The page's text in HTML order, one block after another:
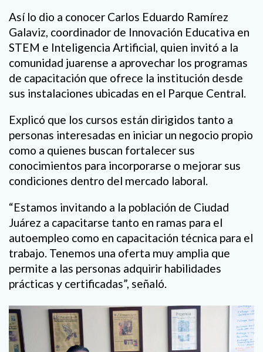
Así lo dio a conocer Carlos Eduardo Ramírez
Galaviz, coordinador de Innovación Educativa en
STEM e Inteligencia Artificial, quien invitó a la
comunidad juarense a aprovechar los programas
de capacitación que ofrece la institución desde
sus instalaciones ubicadas en el Parque Central.
Explicó que los cursos están dirigidos tanto a
personas interesadas en iniciar un negocio propio
como a quienes buscan fortalecer sus
conocimientos para incorporarse o mejorar sus
condiciones dentro del mercado laboral.
“Estamos invitando a la población de Ciudad
Juárez a capacitarse tanto en ramas para el
autoempleo como en capacitación técnica para el
trabajo. Tenemos una oferta muy amplia que
permite a las personas adquirir habilidades
prácticas y certificadas”, señaló.